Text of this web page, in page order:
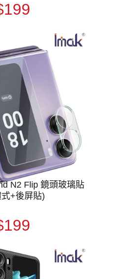
N2 Flip 鏡頭玻璃貼
+後屏貼)